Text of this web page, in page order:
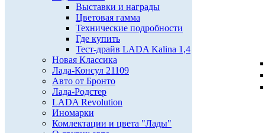
Выставки и награды
Цветовая гамма
Технические подробности
Где купить
Тест-драйв LADA Kalina 1,4
Новая Классика
Лада-Консул 21109
Авто от Бронто
Лада-Родстер
LADA Revolution
Иномарки
Комлектации и цвета "Лады"